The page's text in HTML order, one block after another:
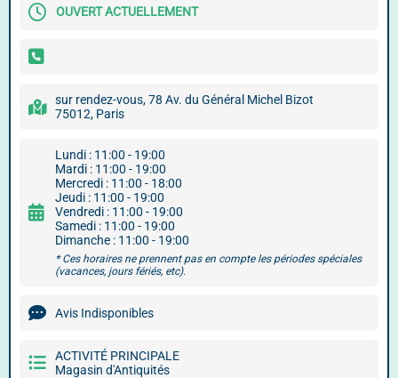
OUVERT ACTUELLEMENT
sur rendez-vous, 78 Av. du Général Michel Bizot
75012, Paris
Lundi : 11:00 - 19:00
Mardi : 11:00 - 19:00
Mercredi : 11:00 - 18:00
Jeudi : 11:00 - 19:00
Vendredi : 11:00 - 19:00
Samedi : 11:00 - 19:00
Dimanche : 11:00 - 19:00
* Ces horaires ne prennent pas en compte les périodes spéciales
(vacances, jours fériés, etc).
Avis Indisponibles
ACTIVITÉ PRINCIPALE
Magasin d'Antiquités